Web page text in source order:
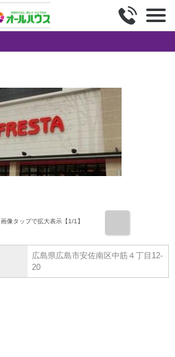
画像タップで拡大表示【1/1】
広島県広島市安佐南区中筋４丁目12-
20